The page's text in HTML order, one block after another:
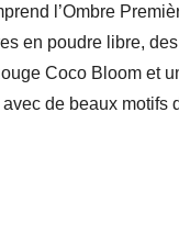
l’Ombre
en poudre libre,
Coco Bloom et
de beaux motifs